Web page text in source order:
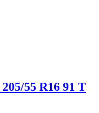
205/55 R16 91 T